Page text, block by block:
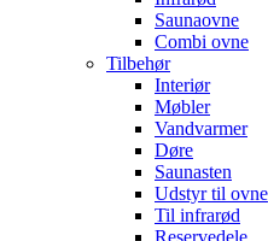
Saunaovne
Combi ovne
Tilbehør
Interiør
Møbler
Vandvarmer
Døre
Saunasten
Udstyr til ovne
Til infrarød
Reservedele